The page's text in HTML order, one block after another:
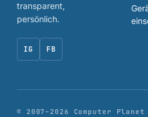
transparent,
persönlich.
IG FB
© 2007– 2026
Computer